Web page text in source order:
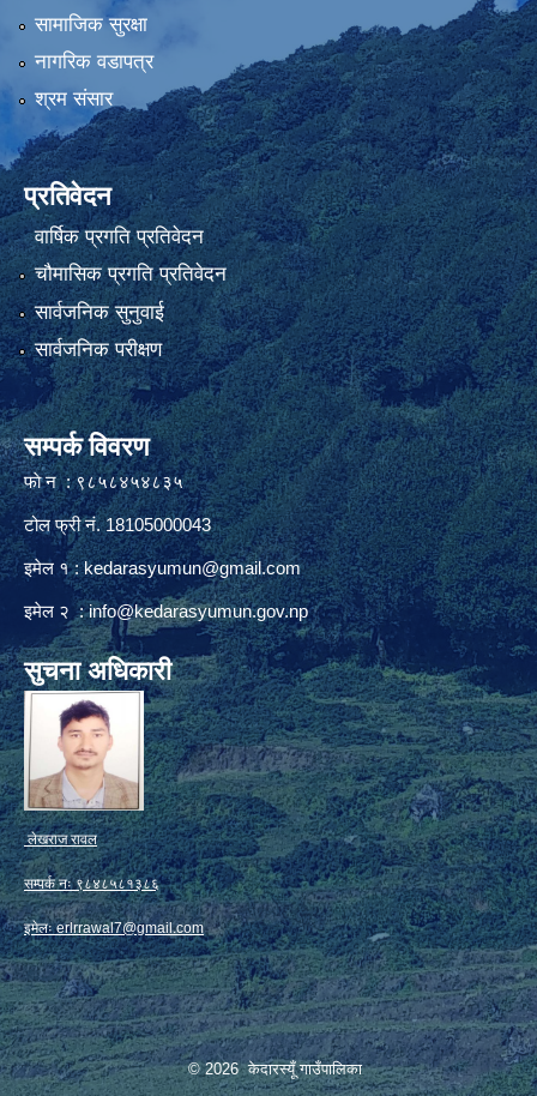
सामाजिक सुरक्षा
नागरिक वडापत्र
श्रम संसार
प्रतिवेदन
वार्षिक प्रगति प्रतिवेदन
चौमासिक प्रगति प्रतिवेदन
सार्वजनिक सुनुवाई
सार्वजनिक परीक्षण
सम्पर्क विवरण
फाे न : ९८५८४५४८३५
टोल फ्री नं. 18105000043
इमेल १ :kedarasyumun@gmail.com
इमेल २ :info@kedarasyumun.gov.np
सुचना अधिकारी
लेखराज रावल
सम्पर्क नः ९८४८५८१३८६
इमेलःerlrrawal7@gmail.com
© 2026 केदारस्यूँ गाउँपालिका